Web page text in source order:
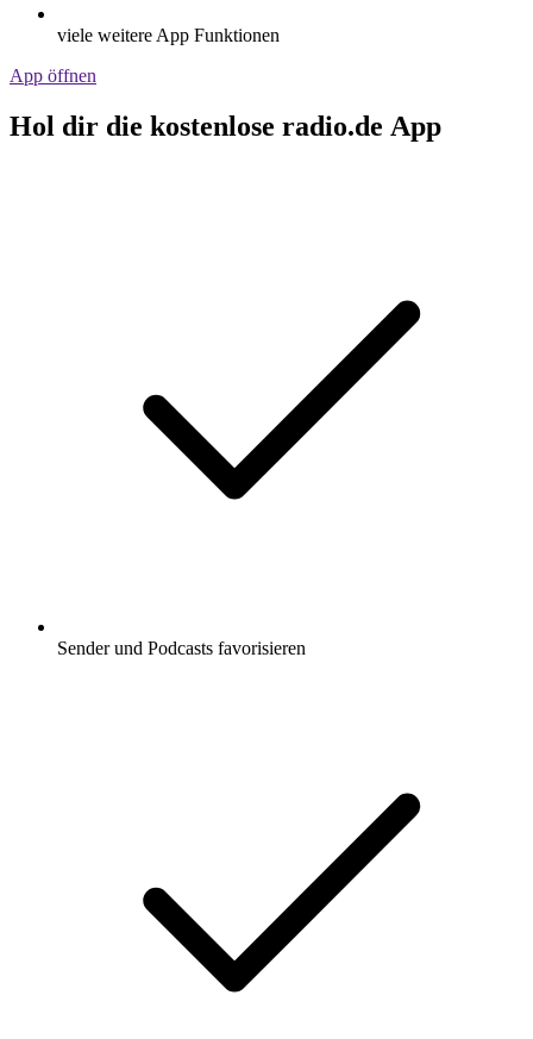
viele weitere App Funktionen
App öffnen
Hol dir die kostenlose radio.de App
Sender und Podcasts favorisieren